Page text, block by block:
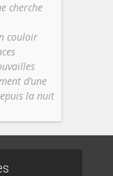
cherche
couloir
d’une
la nuit